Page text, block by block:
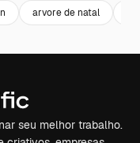
arvore de natal
seu melhor trabalho.